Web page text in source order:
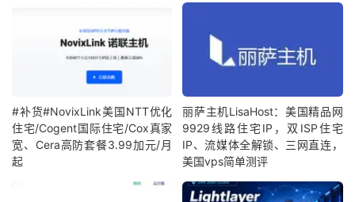
#补货#NovixLink美国NTT优化
住宅/Cogent国际住宅/Cox真家
宽、Cera高防套餐3.99加元/月
起
丽萨主机LisaHost：美国精品网
9929线路住宅IP，双ISP住宅
IP、流媒体全解锁、三网直连，
美国vps简单测评